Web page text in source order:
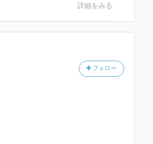
詳細をみる
フォロー